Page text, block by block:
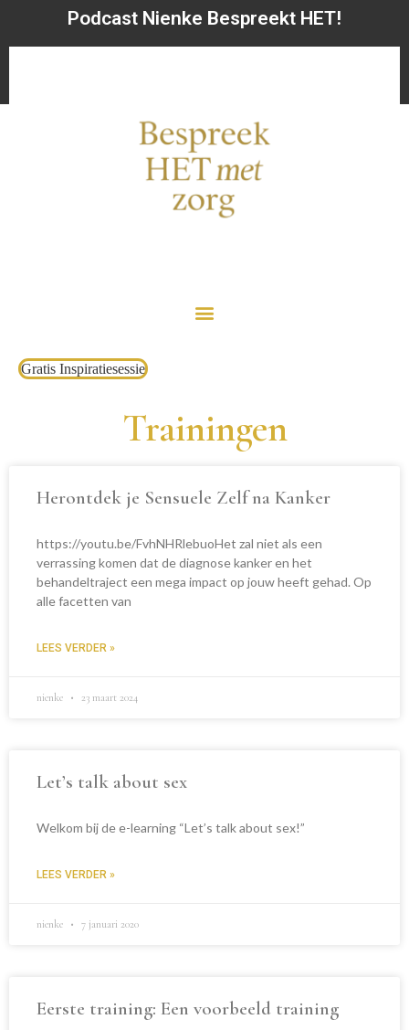
Podcast Nienke Bespreekt HET!
Gratis Inspiratiesessie
Trainingen
Herontdek je Sensuele Zelf na Kanker
https://youtu.be/FvhNHRlebuoHet zal niet als een
verrassing komen dat de diagnose kanker en het
behandeltraject een mega impact op jouw heeft gehad. Op
alle facetten van
LEES VERDER »
nienke 23 maart 2024
Let’s talk about sex
Welkom bij de e-learning “Let’s talk about sex!”
LEES VERDER »
nienke 7 januari 2020
Eerste training: Een voorbeeld training